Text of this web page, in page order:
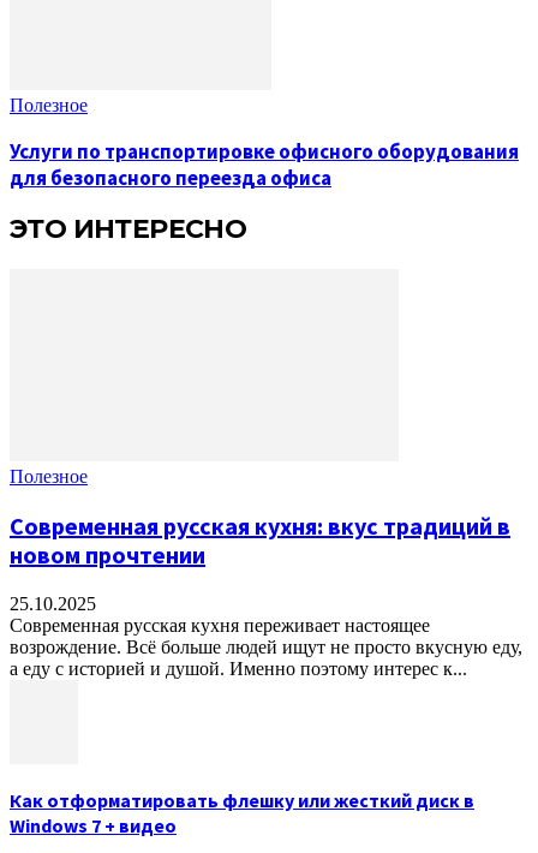
Полезное
Услуги по транспортировке офисного оборудования
для безопасного переезда офиса
ЭТО ИНТЕРЕСНО
Полезное
Современная русская кухня: вкус традиций в
новом прочтении
25.10.2025
Современная русская кухня переживает настоящее
возрождение. Всё больше людей ищут не просто вкусную еду,
а еду с историей и душой. Именно поэтому интерес к...
Как отформатировать флешку или жесткий диск в
Windows 7 + видео